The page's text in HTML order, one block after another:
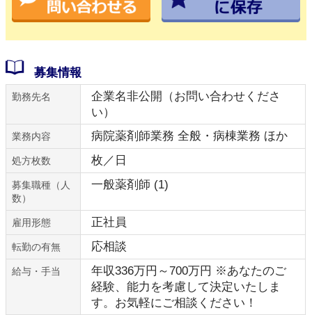
募集情報
勤務先名
企業名非公開（お問い合わせくださ
い）
業務内容 病院薬剤師業務 全般・病棟業務 ほか
処方枚数 枚／日
募集職種（人
数）
一般薬剤師 (1)
雇用形態 正社員
転勤の有無 応相談
給与・手当
年収336万円～700万円 ※あなたのご
経験、能力を考慮して決定いたしま
す。お気軽にご相談ください！